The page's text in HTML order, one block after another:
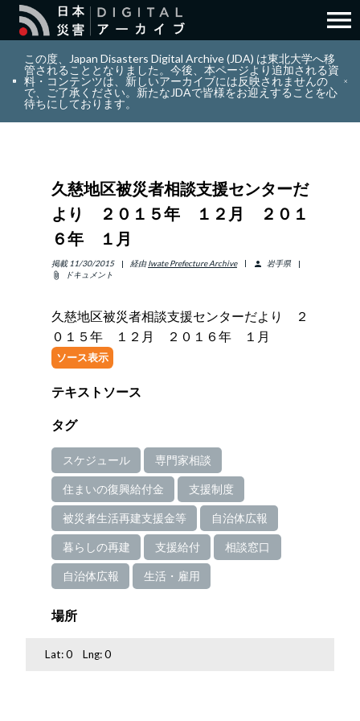
search 検索
layers コレクション
info_outline リソース
menu
この度、Japan Disasters Digital Archive (JDA) は東北大学へ移
管されることとなりました。今後、本ページより追加される資
料・コンテンツは、新しいアーカイブには反映されませんの
で、ご了承ください。新たなJDAで皆様をお迎えすることを心
待ちにしております。
久慈地区被災者相談支援センターだ
より ２０１５年 １２月 ２０１
６年 １月
掲載 11/30/2015 経由 Iwate Prefecture Archive person
岩手県
attach_file
ドキュメント
久慈地区被災者相談支援センターだより ２
０１５年 １２月 ２０１６年 １月
ソース表示
テキストソース
タグ
スケジュール 専門家相談
住まいの復興給付金 支援制度
被災者生活再建支援金等 自治体広報
暮らしの再建 支援給付 相談窓口
自治体広報 生活・雇用
場所
Lat:0 Lng:0